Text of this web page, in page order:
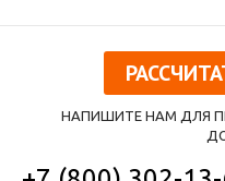
НАПИШИТЕ НАМ ДЛЯ